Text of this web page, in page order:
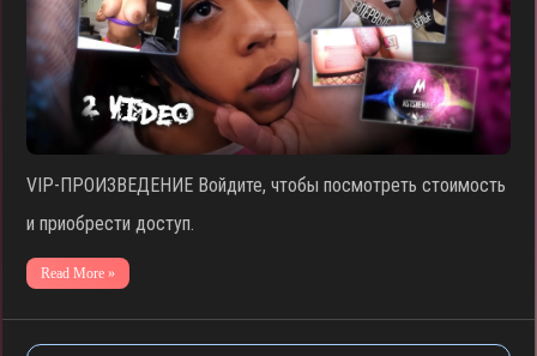
VIP-ПРОИЗВЕДЕНИЕ Войдите, чтобы посмотреть стоимость
и приобрести доступ.
Read More »